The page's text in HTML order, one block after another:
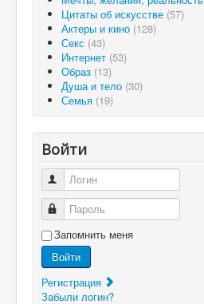
Цитаты об искусстве (57)
Актеры и кино (128)
Секс (43)
Интернет (53)
Образ (13)
Душа и тело (30)
Семья (19)
Войти
Логин
Пароль
Запомнить меня
Войти
Регистрация
Забыли логин?